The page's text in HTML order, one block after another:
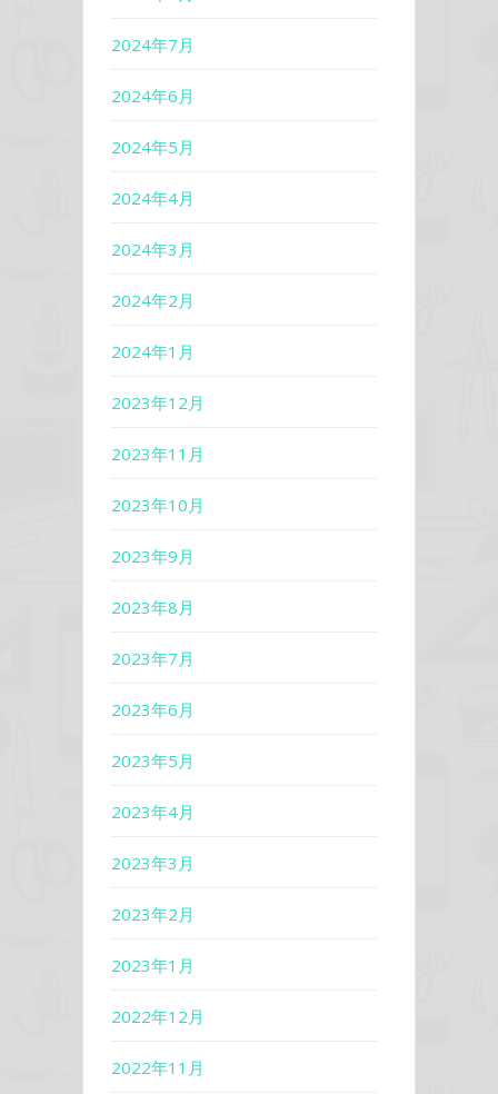
2024年7月
2024年6月
2024年5月
2024年4月
2024年3月
2024年2月
2024年1月
2023年12月
2023年11月
2023年10月
2023年9月
2023年8月
2023年7月
2023年6月
2023年5月
2023年4月
2023年3月
2023年2月
2023年1月
2022年12月
2022年11月